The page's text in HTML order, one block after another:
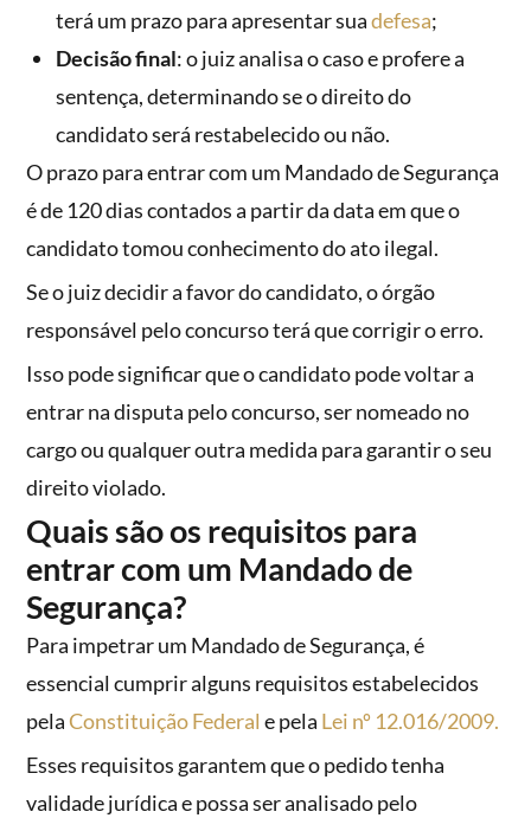
terá um prazo para apresentar suadefesa;
Decisão final: o juiz analisa o caso e profere a
sentença, determinando se o direito do
candidato será restabelecido ou não.
O prazo para entrar com um Mandado de Segurança
é de 120 dias contados a partir da data em que o
candidato tomou conhecimento do ato ilegal.
Se o juiz decidir a favor do candidato, o órgão
responsável pelo concurso terá que corrigir o erro.
Isso pode significar que o candidato pode voltar a
entrar na disputa pelo concurso, ser nomeado no
cargo ou qualquer outra medida para garantir o seu
direito violado.
Quais são os requisitos para
entrar com um Mandado de
Segurança?
Para impetrar um Mandado de Segurança, é
essencial cumprir alguns requisitos estabelecidos
pelaConstituição Federale pela Lei nº 12.016/2009.
Esses requisitos garantem que o pedido tenha
validade jurídica e possa ser analisado pelo